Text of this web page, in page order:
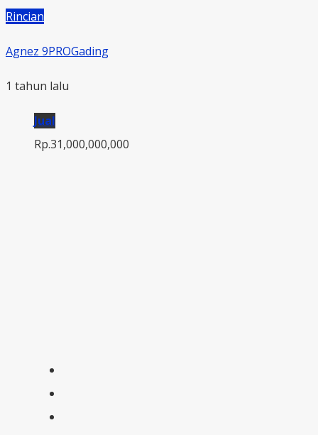
Rincian
Agnez 9PROGading
1 tahun lalu
Jual
Rp.31,000,000,000